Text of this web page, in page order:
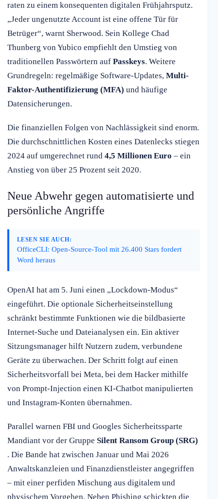
raten zu einem konsequenten digitalen Frühjahrsputz.
„Jeder ungenutzte Account ist eine offene Tür für
Betrüger“, warnt Sherwood. Sein Kollege Chad
Thunberg von Yubico empfiehlt den Umstieg von
traditionellen Passwörtern auf Passkeys. Weitere
Grundregeln: regelmäßige Software-Updates, Multi-
Faktor-Authentifizierung (MFA) und häufige
Datensicherungen.
Die finanziellen Folgen von Nachlässigkeit sind enorm.
Die durchschnittlichen Kosten eines Datenlecks stiegen
2024 auf umgerechnet rund 4,5 Millionen Euro – ein
Anstieg von über 25 Prozent seit 2020.
Neue Abwehr gegen automatisierte und
persönliche Angriffe
LESEN SIE AUCH:
OfficeCLI: Open-Source-Tool mit 26.400 Stars fordert
Word heraus
OpenAI hat am 5. Juni einen „Lockdown-Modus“
eingeführt. Die optionale Sicherheitseinstellung
schränkt bestimmte Funktionen wie die bildbasierte
Internet-Suche und Dateianalysen ein. Ein aktiver
Sitzungsmanager hilft Nutzern zudem, verbundene
Geräte zu überwachen. Der Schritt folgt auf einen
Sicherheitsvorfall bei Meta, bei dem Hacker mithilfe
von Prompt-Injection einen KI-Chatbot manipulierten
und Instagram-Konten übernahmen.
Parallel warnen FBI und Googles Sicherheitssparte
Mandiant vor der Gruppe Silent Ransom Group (SRG)
. Die Bande hat zwischen Januar und Mai 2026
Anwaltskanzleien und Finanzdienstleister angegriffen
– mit einer perfiden Mischung aus digitalem und
physischem Vorgehen. Neben Phishing schickten die